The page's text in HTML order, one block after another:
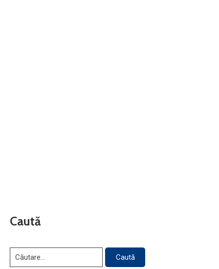
Caută